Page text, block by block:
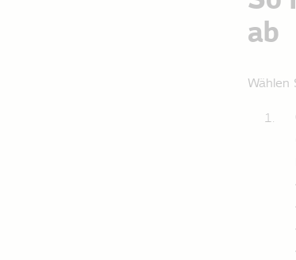
ab
Wählen